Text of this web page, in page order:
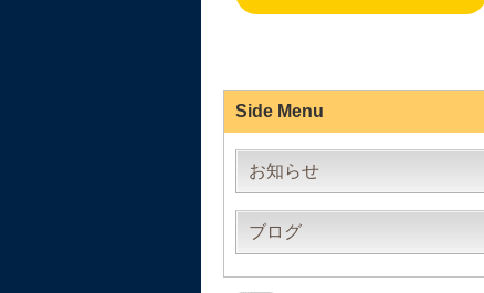
Side Menu
お知らせ
ブログ